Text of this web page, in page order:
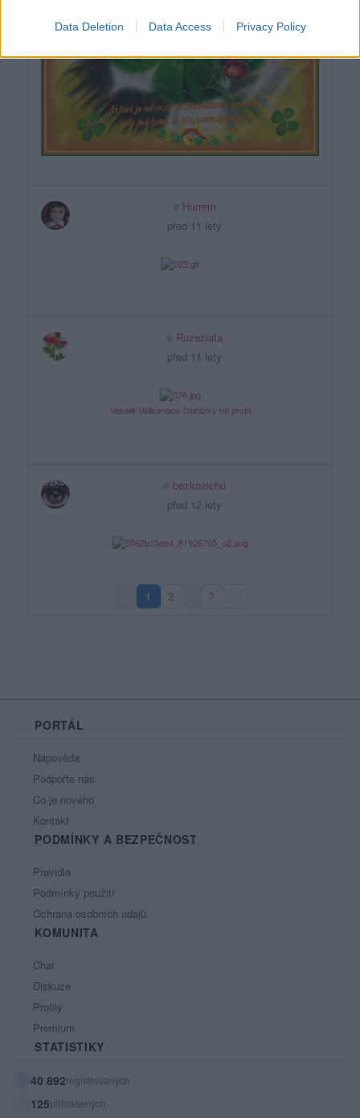
Data Deletion Data Access Privacy Policy
Hurrem
před 11 lety
Ruzezlata
před 11 lety
Veselé Velikonoce Obrázky na profil
bezkozichu
před 12 lety
1(aktuální strana)
2 7
PORTÁL
Nápověda
Podpořte nás
Co je nového
Kontakt
PODMÍNKY A BEZPEČNOST
Pravidla
Podmínky použití
Ochrana osobních údajů
KOMUNITA
Chat
Diskuze
Profily
Premium
STATISTIKY
40 892registrovaných
125přihlášených